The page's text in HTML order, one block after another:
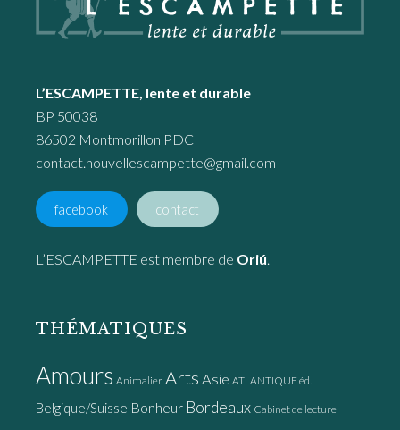
L’ESCAMPETTE, lente et durable
BP 50038
86502 Montmorillon PDC
contact.nouvellescampette@gmail.com
facebook contact
L’ESCAMPETTE est membre de Oriú
THÉMATIQUES
Amours Animalier Arts Asie ATLANTIQUE éd.
Belgique/Suisse Bonheur Bordeaux Cabinet de lecture